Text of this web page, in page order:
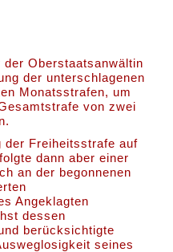
Oberstaatsanwältin
der unterschlagenen
Monatsstrafen, um
von zwei
der Freiheitsstrafe auf
dann aber einer
an der begonnenen
Angeklagten
dessen
berücksichtigte
seines